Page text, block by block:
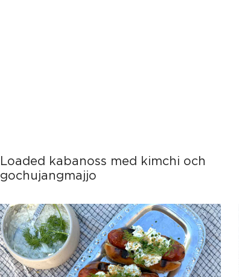
Loaded kabanoss med kimchi och
gochujangmajjo